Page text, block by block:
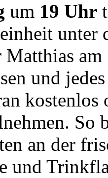
um 19 Uhr
und
So
an der
und